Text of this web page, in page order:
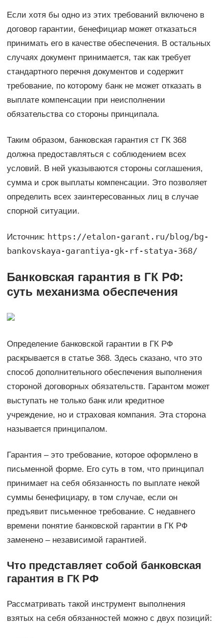
Если хотя бы одно из этих требований включено в
договор гарантии, бенефициар может отказаться
принимать его в качестве обеспечения. В остальных
случаях документ принимается, так как требует
стандартного перечня документов и содержит
требование, по которому банк не может отказать в
выплате компенсации при неисполнении
обязательства со стороны принципала.
Таким образом, банковская гарантия ст ГК 368
должна предоставляться с соблюдением всех
условий. В ней указываются стороны соглашения,
сумма и срок выплаты компенсации. Это позволяет
определить всех заинтересованных лиц в случае
спорной ситуации.
Источник: https://etalon-garant.ru/blog/bg-
bankovskaya-garantiya-gk-rf-statya-368/
Банковская гарантия в ГК РФ:
суть механизма обеспечения
Определение банковской гарантии в ГК РФ
раскрывается в статье 368. Здесь сказано, что это
способ дополнительного обеспечения выполнения
стороной договорных обязательств. Гарантом может
выступать не только банк или кредитное
учреждение, но и страховая компания. Эта сторона
называется принципалом.
Гарантия – это требование, которое оформлено в
письменной форме. Его суть в том, что принципал
принимает на себя обязанность по выплате некой
суммы бенефициару, в том случае, если он
предъявит письменное требование. С недавнего
времени понятие банковской гарантии в ГК РФ
заменено – независимой гарантией.
Что представляет собой банковская
гарантия в ГК РФ
Рассматривать такой инструмент выполнения
взятых на себя обязанностей можно с двух позиций: